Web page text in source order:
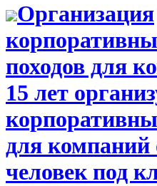
Организация
походов для
15 лет
для компаний
человек под